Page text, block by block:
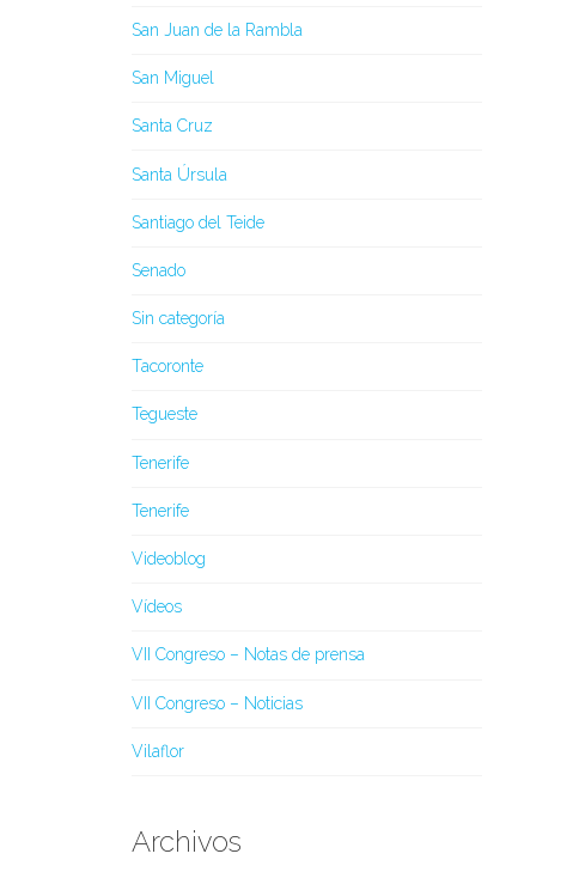
San Juan de la Rambla
San Miguel
Santa Cruz
Santa Úrsula
Santiago del Teide
Senado
Sin categoría
Tacoronte
Tegueste
Tenerife
Tenerife
Videoblog
Vídeos
VII Congreso – Notas de prensa
VII Congreso – Noticias
Vilaflor
Archivos